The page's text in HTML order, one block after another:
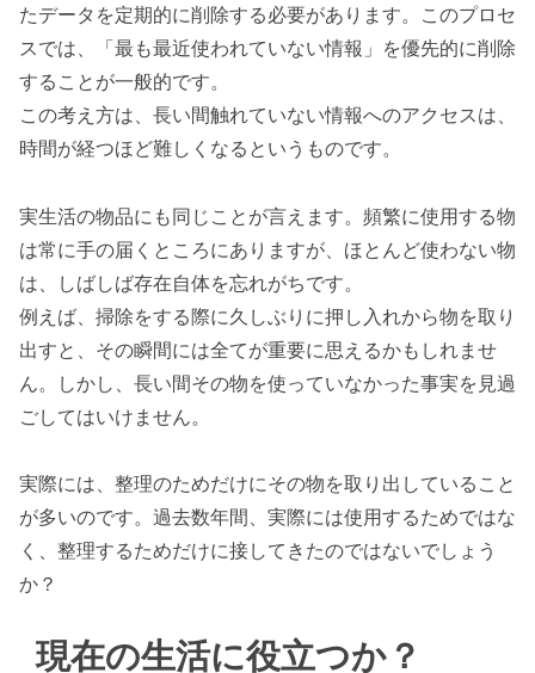
たデータを定期的に削除する必要があります。このプロセ
スでは、「最も最近使われていない情報」を優先的に削除
することが一般的です。
この考え方は、長い間触れていない情報へのアクセスは、
時間が経つほど難しくなるというものです。
実生活の物品にも同じことが言えます。頻繁に使用する物
は常に手の届くところにありますが、ほとんど使わない物
は、しばしば存在自体を忘れがちです。
例えば、掃除をする際に久しぶりに押し入れから物を取り
出すと、その瞬間には全てが重要に思えるかもしれませ
ん。しかし、長い間その物を使っていなかった事実を見過
ごしてはいけません。
実際には、整理のためだけにその物を取り出していること
が多いのです。過去数年間、実際には使用するためではな
く、整理するためだけに接してきたのではないでしょう
か？
現在の生活に役立つか？